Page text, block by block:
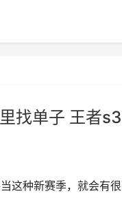
找单子 王者
这种新赛季，就会有